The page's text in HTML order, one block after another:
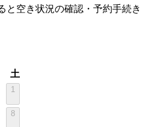
と空き状況の確認・予約手続き
土
1
8